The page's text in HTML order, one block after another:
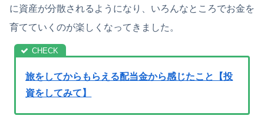
に資産が分散されるようになり、いろんなところでお金を
育てていくのが楽しくなってきました。
旅をしてからもらえる配当金から感じたこと【投
資をしてみて】